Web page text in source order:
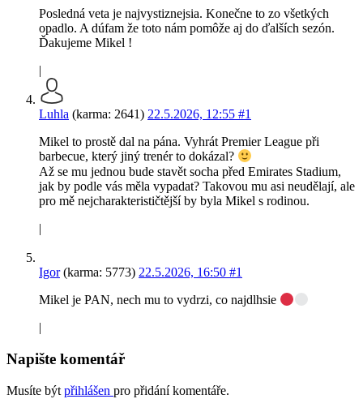
Posledná veta je najvystiznejsia. Konečne to zo všetkých
opadlo. A dúfam že toto nám pomôže aj do ďalších sezón.
Ďakujeme Mikel !
|
Luhla (karma: 2641) 22.5.2026, 12:55 #1
Mikel to prostě dal na pána. Vyhrát Premier League při
barbecue, který jiný trenér to dokázal?
Až se mu jednou bude stavět socha před Emirates Stadium,
jak by podle vás měla vypadat? Takovou mu asi neudělají, ale
pro mě nejcharakterističtější by byla Mikel s rodinou.
|
Igor(karma: 5773) 22.5.2026, 16:50 #1
Mikel je PAN, nech mu to vydrzi, co najdlhsie
|
Napište komentář
Musíte být přihlášen pro přidání komentáře.